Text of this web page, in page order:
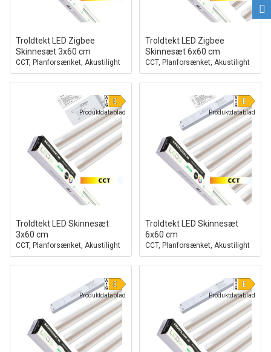
Troldtekt LED Zigbee
Skinnesæt 3x60 cm
CCT, Planforsænket, Akustilight
inkl. ledninger og driver
Troldtekt LED Zigbee
Skinnesæt 6x60 cm
CCT, Planforsænket, Akustilight
inkl. ledninger og driver
Produktdatablad
Troldtekt LED Skinnesæt
3x60 cm
CCT, Planforsænket, Akustilight
inkl. fjernbetjening, ledninger og
driver
Produktdatablad
Troldtekt LED Skinnesæt
6x60 cm
CCT, Planforsænket, Akustilight
inkl. fjernbetjening, ledninger og
driver
Produktdatablad Produktdatablad